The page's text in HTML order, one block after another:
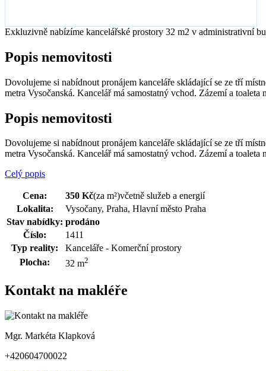
Exkluzivně nabízíme kancelářské prostory 32 m2 v administrativní
Popis nemovitosti
Dovolujeme si nabídnout pronájem kanceláře skládající se ze tří
metra Vysočanská. Kancelář má samostatný vchod. Zázemí a toaleta
Popis nemovitosti
Dovolujeme si nabídnout pronájem kanceláře skládající se ze tří
metra Vysočanská. Kancelář má samostatný vchod. Zázemí a
Celý popis
Cena: 350 Kč(za m²)včetně služeb a energií
Lokalita:
Vysočany, Praha, Hlavní město Praha
Stav nabídky: prodáno
Číslo:
1411
Typ reality:
Kanceláře - Komerční prostory
Plocha:
32 m2
Kontakt na makléře
Mgr. Markéta Klapková
+420604700022